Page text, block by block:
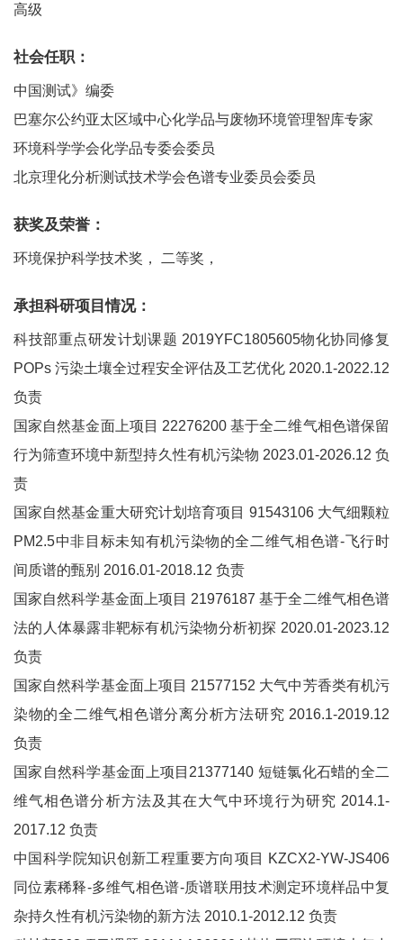
高级
社会任职：
中国测试》编委
巴塞尔公约亚太区域中心化学品与废物环境管理智库专家
环境科学学会化学品专委会委员
北京理化分析测试技术学会色谱专业委员会委员
获奖及荣誉：
环境保护科学技术奖， 二等奖，
承担科研项目情况：
科技部重点研发计划课题 2019YFC1805605物化协同修复
POPs 污染土壤全过程安全评估及工艺优化 2020.1-2022.12
负责
国家自然基金面上项目 22276200 基于全二维气相色谱保留
行为筛查环境中新型持久性有机污染物 2023.01-2026.12 负
责
国家自然基金重大研究计划培育项目 91543106 大气细颗粒
PM2.5中非目标未知有机污染物的全二维气相色谱-飞行时
间质谱的甄别 2016.01-2018.12 负责
国家自然科学基金面上项目 21976187 基于全二维气相色谱
法的人体暴露非靶标有机污染物分析初探 2020.01-2023.12
负责
国家自然科学基金面上项目 21577152 大气中芳香类有机污
染物的全二维气相色谱分离分析方法研究 2016.1-2019.12
负责
国家自然科学基金面上项目21377140 短链氯化石蜡的全二
维气相色谱分析方法及其在大气中环境行为研究 2014.1-
2017.12 负责
中国科学院知识创新工程重要方向项目 KZCX2-YW-JS406
同位素稀释-多维气相色谱-质谱联用技术测定环境样品中复
杂持久性有机污染物的新方法 2010.1-2012.12 负责